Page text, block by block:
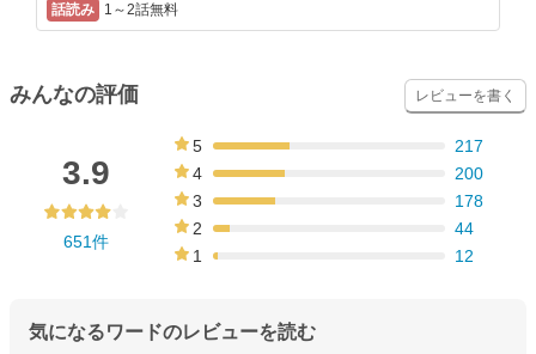
1～2話無料
みんなの評価 レビューを書く
3.9
651件
5
217
4
200
3
178
2
44
1
12
気になるワードのレビューを読む